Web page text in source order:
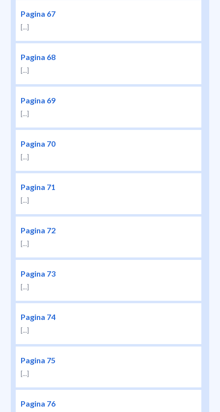
Pagina 67
[...]
Pagina 68
[...]
Pagina 69
[...]
Pagina 70
[...]
Pagina 71
[...]
Pagina 72
[...]
Pagina 73
[...]
Pagina 74
[...]
Pagina 75
[...]
Pagina 76